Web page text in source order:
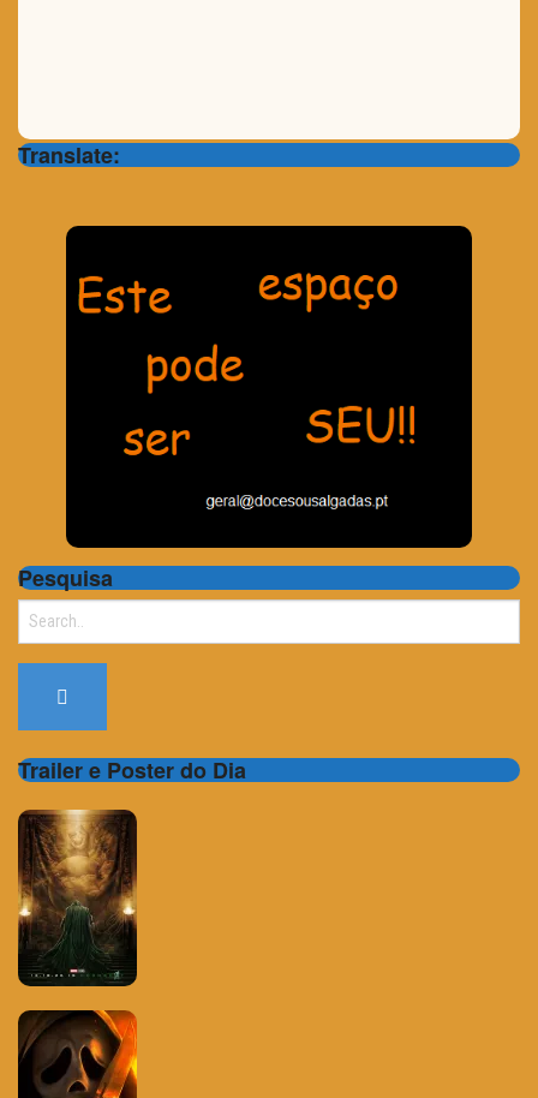
Translate:
Pesquisa
Search
Trailer e Poster do Dia